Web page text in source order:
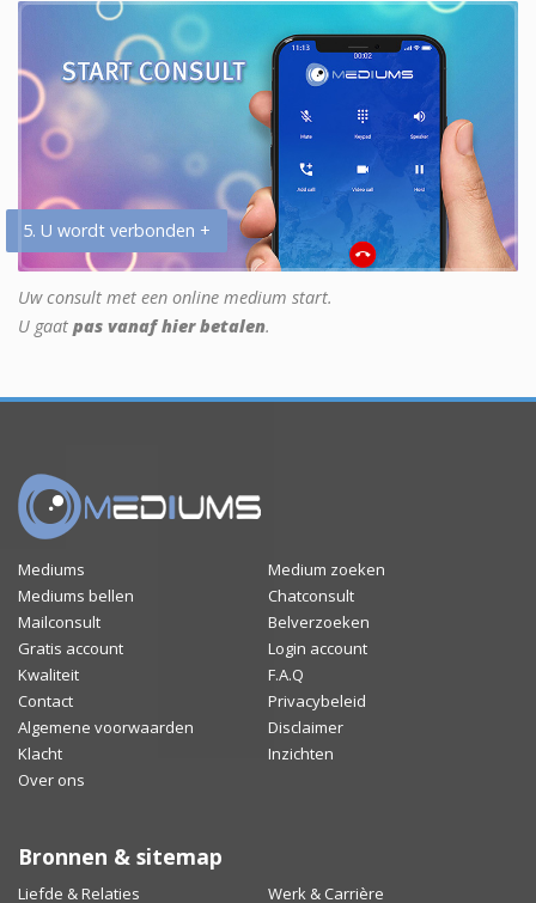
5. U wordt verbonden +
Uw consult met een online medium start.
U gaat pas vanaf hier betalen.
Mediums
Medium zoeken
Mediums bellen
Chatconsult
Mailconsult
Belverzoeken
Gratis account
Login account
Kwaliteit
F.A.Q
Contact
Privacybeleid
Algemene voorwaarden
Disclaimer
Klacht
Inzichten
Over ons
Bronnen & sitemap
Liefde & Relaties Werk & Carrière